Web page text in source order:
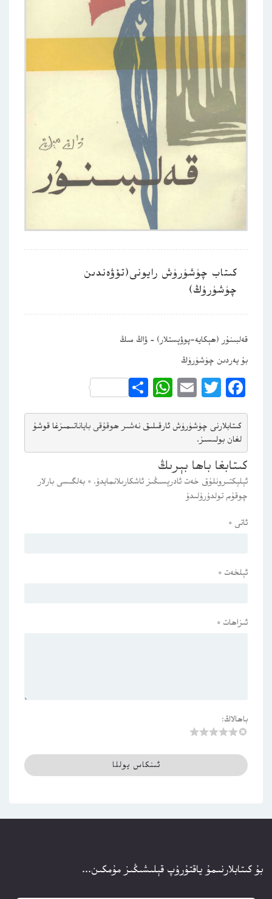
كىتاب چۈشۈرۈش رايونى(تۆۋەندىن
چۈشۈرۈڭ)
قەلبىنۇر (ھېكايە-پوۋېستلار) – ۋاڭ مىڭ
بۇ يەردىن چۈشۈرۈڭ
Facebook
Twitter
Email
WhatsApp
Share
كىتابلارنى چۈشۈرۈش ئارقىلىق نەشىر ھوقۇقى باياناتىمىزغا قوشۇ
لغان بولىسىز.
كىتابغا باھا بېرىڭ
ئېلېكتىرونلۇق خەت ئادرېسىڭىز ئاشكارىلانمايدۇ. * بەلگىسى بارلار
چوقۇم تولدۇرۇلىدۇ
ئاتى *
ئېلخەت *
ئىزاھات *
باھالاڭ:
بۇ كىتابلارنىمۇ ياقتۇرۇپ قېلىشىڭىز مۇمكىن...